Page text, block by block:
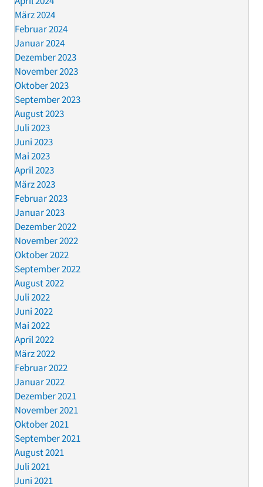
März 2024
Februar 2024
Januar 2024
Dezember 2023
November 2023
Oktober 2023
September 2023
August 2023
Juli 2023
Juni 2023
Mai 2023
April 2023
März 2023
Februar 2023
Januar 2023
Dezember 2022
November 2022
Oktober 2022
September 2022
August 2022
Juli 2022
Juni 2022
Mai 2022
April 2022
März 2022
Februar 2022
Januar 2022
Dezember 2021
November 2021
Oktober 2021
September 2021
August 2021
Juli 2021
Juni 2021